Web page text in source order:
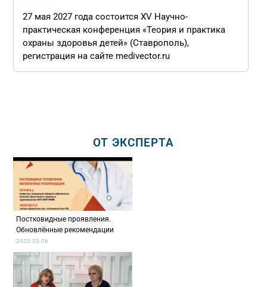
27 мая 2027 года состоится XV Научно-
практическая конференция «Теория и практика
охраны здоровья детей» (Ставрополь),
регистрация на сайте medivector.ru
ОТ ЭКСПЕРТА
Постковидные проявления.
Обновлённые рекомендации
2023.03.06